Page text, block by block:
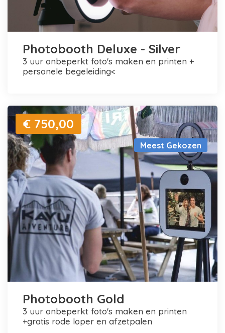
Photobooth Deluxe - Silver
3 uur onbeperkt foto's maken en printen +
personele begeleiding<
Meest Gekozen
€ 750,00
Photobooth Gold
3 uur onbeperkt foto's maken en printen
+gratis rode loper en afzetpalen